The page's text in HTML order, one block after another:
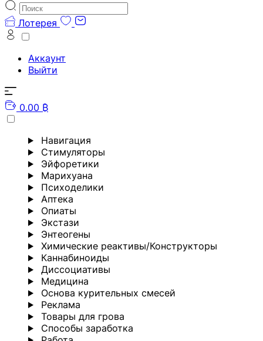
Лотерея
Аккаунт
Выйти
0.00 ₿
Навигация
Стимуляторы
Эйфоретики
Марихуана
Психоделики
Аптека
Опиаты
Экстази
Энтеогены
Химические реактивы/Конструкторы
Каннабиноиды
Диссоциативы
Медицина
Основа курительных смесей
Реклама
Товары для грова
Способы заработка